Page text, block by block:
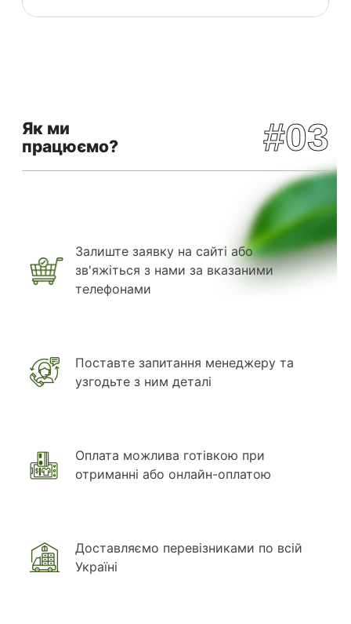
Як ми
працюємо?
#03
Залиште заявку на сайті або
зв'яжіться з нами за вказаними
телефонами
Поставте запитання менеджеру та
узгодьте з ним деталі
Оплата можлива готівкою при
отриманні або онлайн-оплатою
Доставляємо перевізниками по всій
Україні